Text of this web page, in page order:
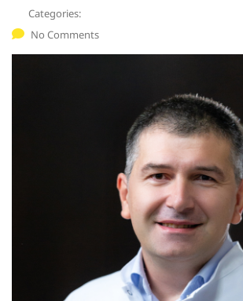
Categories:
No Comments